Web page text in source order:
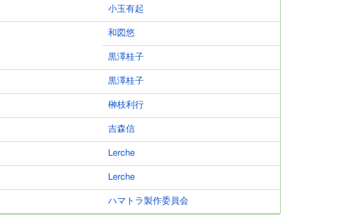
小玉有起
和図悠
黒澤桂子
黒澤桂子
榊枝利行
吉森信
Lerche
Lerche
ハマトラ製作委員会